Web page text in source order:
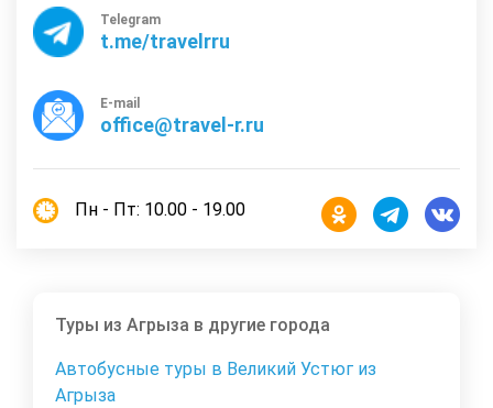
Telegram
t.me/travelrru
E-mail
office@travel-r.ru
Пн - Пт: 10.00 - 19.00
Туры из Агрыза в другие города
Автобусные туры в Великий Устюг из
Агрыза